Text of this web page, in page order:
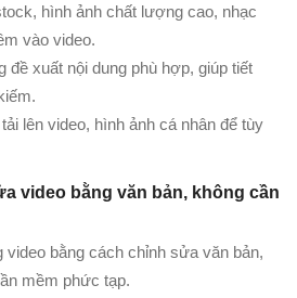
hình ảnh chất lượng cao, nhạc
vào video.
đề xuất nội dung phù hợp, giúp tiết
lên video, hình ảnh cá nhân để tùy
video bằng văn bản, không cần
video bằng cách chỉnh sửa văn bản,
mềm phức tạp.